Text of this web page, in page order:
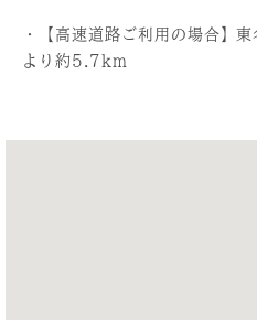
・【高速道路ご利用の場合】
より約5.7km